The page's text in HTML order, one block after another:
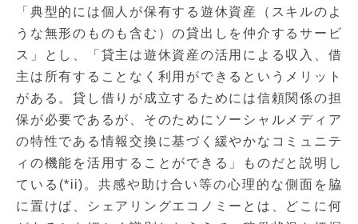
「典型的には個人が保有する遊休資産（スキルのよ
うな無形のものも含む）の貸出しを仲介するサービ
ス」とし、「貸主は遊休資産の活用による収入、借
主は所有することなく利用ができるというメリット
がある。貸し借りが成立するためには信頼関係の担
保が必要であるが、そのためにソーシャルメディア
の特性である情報交換に基づく緩やかなコミュニテ
ィの機能を活用することができる」ものだと説明し
ている(*ii)。共感や助け合い等の心理的な側面を脇
に置けば、シェアリングエコノミーとは、どこに何